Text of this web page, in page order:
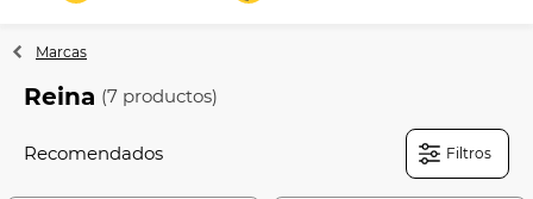
Marcas
Reina (7 productos)
Filtros